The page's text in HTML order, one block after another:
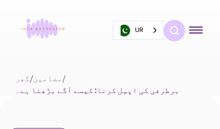
UR
گھر/مضامین/
برطرفی کی اپیل کرنا: کیسے آگے بڑھنا ہے۔